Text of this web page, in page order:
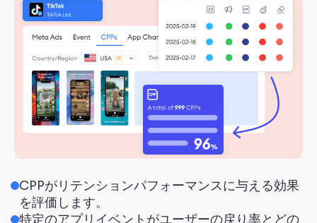
CPPがリテンションパフォーマンスに与える効果
を評価します。
特定のアプリイベントがユーザーの戻り率とどの